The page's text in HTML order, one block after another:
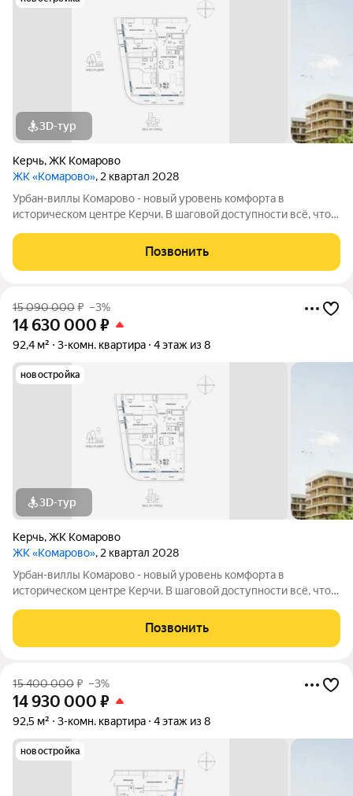
3D-тур
Керчь,ЖК Комарово
ЖК «Комарово», 2 квартал 2028
Урбан-виллы Комарово - новый уровень комфорта в
историческом центре Керчи. В шаговой доступности всё, что
благодаря обилию парковых зон. Прямо под окнами самый
большой ландшафтный парк в
Позвонить
15 090 000₽ –3%
14 630 000 ₽
92,4 м² 3-комн. квартира 4 этаж из 8
новостройка
3D-тур
Керчь,ЖК Комарово
ЖК «Комарово», 2 квартал 2028
Урбан-виллы Комарово - новый уровень комфорта в
историческом центре Керчи. В шаговой доступности всё, что
благодаря обилию парковых зон. Прямо под окнами самый
большой ландшафтный парк в
Позвонить
15 400 000₽ –3%
14 930 000 ₽
92,5 м² 3-комн. квартира 4 этаж из 8
новостройка